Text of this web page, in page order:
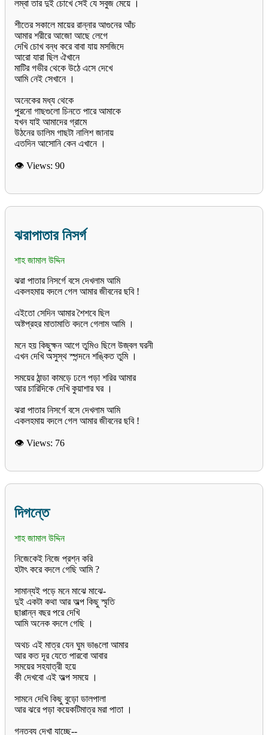
লম্বা তার দুই চোখে সেই যে সবুজ মেয়ে ।
শীতের সকালে মায়ের রান্নার আগুনের আঁচ
আমার শরীরে আজো আছে লেগে
দেখি চোখ বন্ধ করে বাবা যায় মসজিদে
আরো যারা ছিল ঐখানে
মাটির গভীর থেকে উঠে এসে দেখে
আমি নেই সেখানে ।
অনেকের মধ্য থেকে
পুরনো গাছগুলো চিনতে পারে আমাকে
যখন যাই আমাদের গ্রামে
উঠনের ডালিম গাছটা নালিশ জানায়
এতদিন আসোনি কেন এখানে ।
👁 Views: 90
ঝরাপাতার নিসর্গ
শাহ জামাল উদ্দিন
ঝরা পাতার নিসর্গে বসে দেখলাম আমি
একলহমায় বদলে গেল আমার জীবনের ছবি !
এইতো সেদিন আমার শৈশবে ছিল
অষ্টপ্রহর মাতামাতি বদলে গেলাম আমি ।
মনে হয় কিছুক্ষন আগে তুমিও ছিলে উজ্বল ঘরনী
এখন দেখি অসুস্থ স্পন্দনে শঙ্কিত তুমি ।
সময়ের ঠান্ডা কামড়ে ঢলে পড়া শরির আমার
আর চারিদিকে দেখি কুয়াশার ঘর ।
ঝরা পাতার নিসর্গে বসে দেখলাম আমি
একলহমায় বদলে গেল আমার জীবনের ছবি !
👁 Views: 76
দিগন্তে
শাহ জামাল উদ্দিন
নিজেকেই নিজে প্রশ্ন করি
হটাৎ করে বদলে গেছি আমি ?
সামান্যই পড়ে মনে মাঝে মাঝে-
দুই একটা কথা আর অল্প কিছু স্মৃতি
ছাপ্পান্ন বছর পরে দেখি
আমি অনেক বদলে গেছি ।
অথচ এই মাত্র যেন ঘুম ভাঙলো আমার
আর কত দূর যেতে পারবো আবার
সময়ের সহযাত্রী হয়ে
কী দেখবো এই অল্প সময়ে ।
সামনে দেখি কিছু বুড়ো ডালপালা
আর ঝরে পড়া কয়েকটিমাত্র মরা পাতা ।
গন্তব্য দেখা যাচ্ছে--